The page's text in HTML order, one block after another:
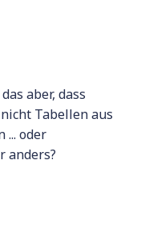
aber, dass
Tabellen aus
... oder
anders?